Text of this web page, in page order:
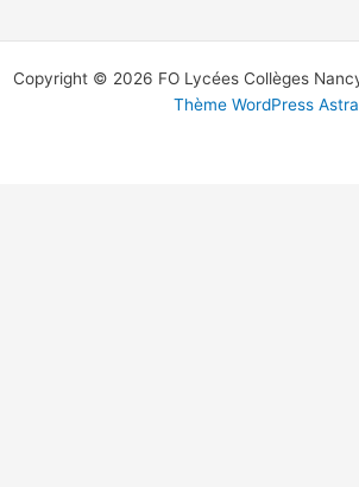
Copyright © 2026 FO Lycées Collèges
Thème WordPress Astra